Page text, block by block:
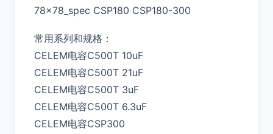
78x78_spec CSP180 CSP180-300
常用系列和规格：
CELEM电容C500T 10uF
CELEM电容C500T 21uF
CELEM电容C500T 3uF
CELEM电容C500T 6.3uF
CELEM电容CSP300